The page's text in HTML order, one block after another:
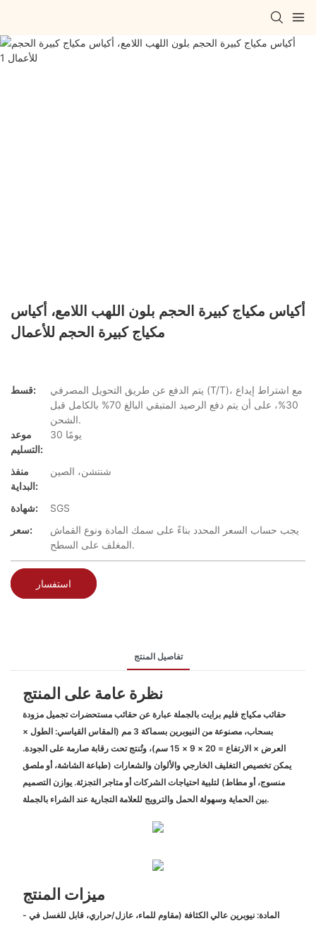
أكياس مكياج كبيرة الحجم بلون اللهب اللامع، أكياس
مكياج كبيرة الحجم للأعمال
قسط:
يتم الدفع عن طريق التحويل المصرفي (T/T)، مع اشتراط إيداع
30%، على أن يتم دفع الرصيد المتبقي البالغ 70% بالكامل قبل
الشحن.
موعد
التسليم:
30 يومًا
منفذ
البداية:
شنتشن، الصين
شهادة:
SGS
سعر:
يجب حساب السعر المحدد بناءً على سمك المادة ونوع القماش
المغلف على السطح.
استفسار
تفاصيل المنتج
نظرة عامة على المنتج
حقائب مكياج فليم برايت بالجملة عبارة عن حقائب مستحضرات تجميل مزودة
بسحاب، مصنوعة من النيوبرين بسماكة 3 مم (المقاس القياسي: الطول ×
العرض × الارتفاع = 20 × 9 × 15 سم)، وتُنتج تحت رقابة صارمة على الجودة.
يمكن تخصيص التغليف الخارجي والألوان والشعارات (طباعة الشاشة، أو ملصق
منسوج، أو مطاط) لتلبية احتياجات الشركات أو متاجر التجزئة. يوازن التصميم
بين الحماية وسهولة الحمل والترويج للعلامة التجارية عند الشراء بالجملة.
ميزات المنتج
- المادة: نيوبرين عالي الكثافة (مقاوم للماء، عازل/حراري، قابل للغسل في